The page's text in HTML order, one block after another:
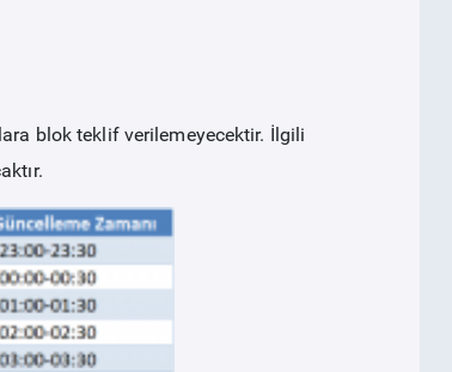
blok teklif verilemeyecektir. İlgili